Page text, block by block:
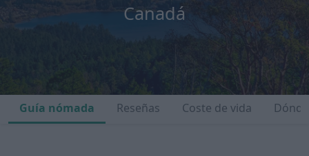
Canadá
Guía nómada Reseñas Coste de vida